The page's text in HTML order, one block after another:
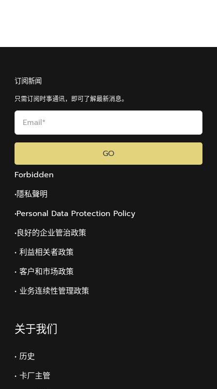
订阅新闻
只需订阅时事通讯，即可了解最新消息。
GO
Forbidden
•隱私聲明
•Personal Data Protection Policy
•良好的企业管治政策
• 利益相关者政策
• 客户和市场政策
• 业务连续性管理政策
关于我们
• 历史
• 卡厂主管